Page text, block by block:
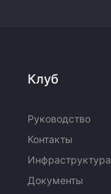
Клуб
Руководство
Контакты
Инфраструктура
Документы